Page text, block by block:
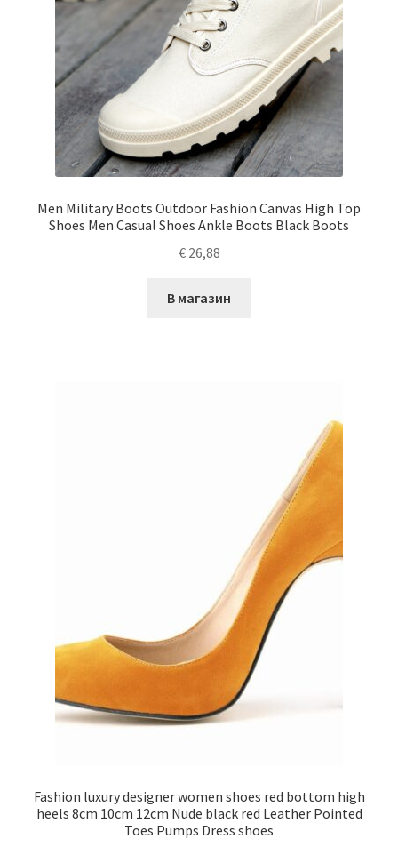
Men Military Boots Outdoor Fashion Canvas High Top
Shoes Men Casual Shoes Ankle Boots Black Boots
€26,88
В магазин
Fashion luxury designer women shoes red bottom high
heels 8cm 10cm 12cm Nude black red Leather Pointed
Toes Pumps Dress shoes